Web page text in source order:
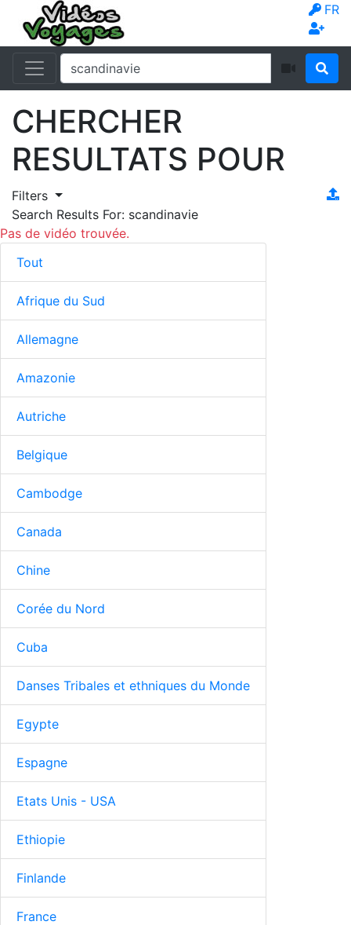
FR
CHERCHER
RESULTATS POUR
Filters
Search Results For: scandinavie
Pas de vidéo trouvée.
Tout
Afrique du Sud
Allemagne
Amazonie
Autriche
Belgique
Cambodge
Canada
Chine
Corée du Nord
Cuba
Danses Tribales et ethniques du Monde
Egypte
Espagne
Etats Unis - USA
Ethiopie
Finlande
France